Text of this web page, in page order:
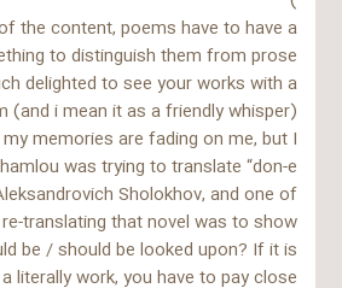
the content, poems have to have a
to distinguish them from prose.
delighted to see your works with a
(and i mean it as a friendly whisper)
memories are fading on me, but I
was trying to translate “don-e
Sholokhov, and one of
translating that novel was to show
be / should be looked upon? If it is
literally work, you have to pay close